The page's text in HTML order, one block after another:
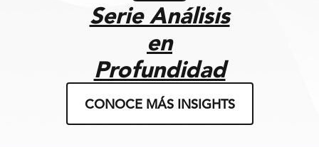
Serie Análisis
en
Profundidad
CONOCE MÁS INSIGHTS